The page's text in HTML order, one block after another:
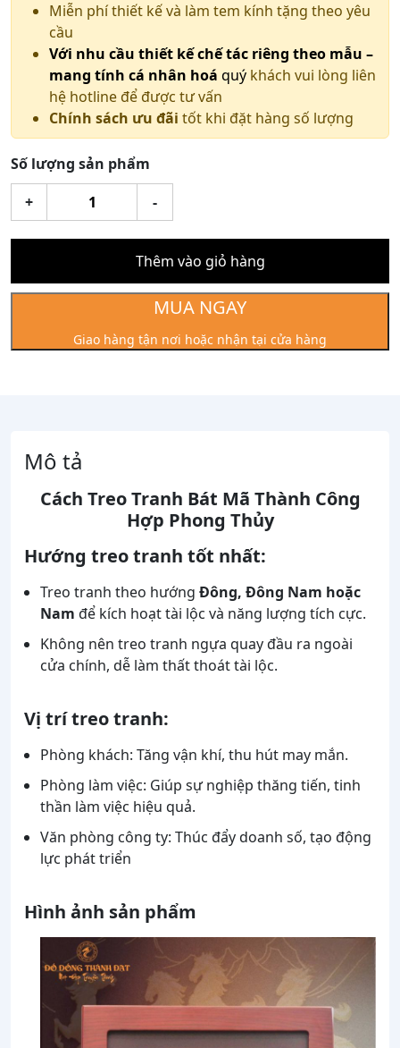
Miễn phí thiết kế và làm tem kính tặng theo yêu
cầu
Với nhu cầu thiết kế chế tác riêng theo mẫu –
mang tính cá nhân hoá quý khách vui lòng liên
hệ hotline để được tư vấn
Chính sách ưu đãi tốt khi đặt hàng số lượng
Số lượng sản phẩm
-
Bát
Mã
Công
24k
+
Thêm vào giỏ hàng
MUA NGAY
Giao hàng tận nơi hoặc nhận tại cửa hàng
Mô tả
Cách Treo Tranh Bát Mã Thành Công
Hợp Phong Thủy
Hướng treo tranh tốt nhất:
Treo tranh theo hướng Đông, Đông Nam hoặc
Nam để kích hoạt tài lộc và năng lượng tích cực.
Không nên treo tranh ngựa quay đầu ra ngoài
cửa chính, dễ làm thất thoát tài lộc.
Vị trí treo tranh:
Phòng khách: Tăng vận khí, thu hút may mắn.
Phòng làm việc: Giúp sự nghiệp thăng tiến, tinh
thần làm việc hiệu quả.
Văn phòng công ty: Thúc đẩy doanh số, tạo động
lực phát triển
Hình ảnh sản phẩm